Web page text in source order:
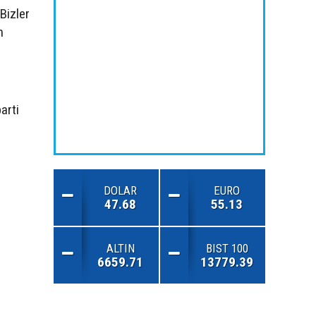
DOLAR
47.68
EURO
55.13
ALTIN
6659.71
BIST 100
13779.39